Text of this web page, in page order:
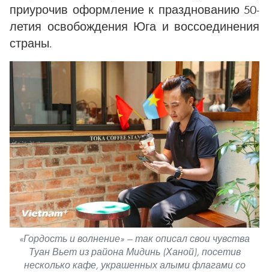
приурочив оформление к празднованию 50-
летия освобождения Юга и воссоединения
страны.
«Гордость и волнение» — так описал свои чувства
Туан Вьет из района Мидинь (Ханой), посетив
несколько кафе, украшенных алыми флагами со